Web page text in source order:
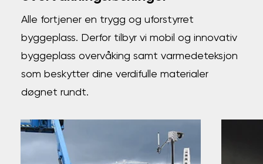
Alle fortjener en trygg og uforstyrret
byggeplass. Derfor tilbyr vi mobil og innovativ
byggeplass overvåking samt varmedeteksjon
som beskytter dine verdifulle materialer
døgnet rundt.